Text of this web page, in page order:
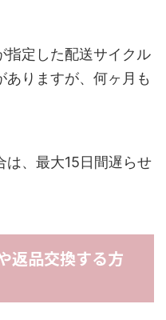
指定した配送サイクル
ありますが、何ヶ月も
は、最大15日間遅らせ
返品交換する方